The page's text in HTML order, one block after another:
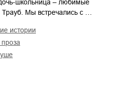
школьница – любимые
Мы встречались с …
истории
проза